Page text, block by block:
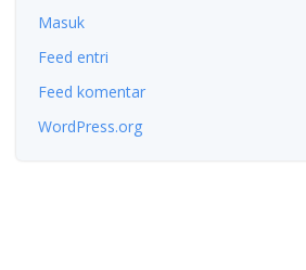
Masuk
Feed entri
Feed komentar
WordPress.org